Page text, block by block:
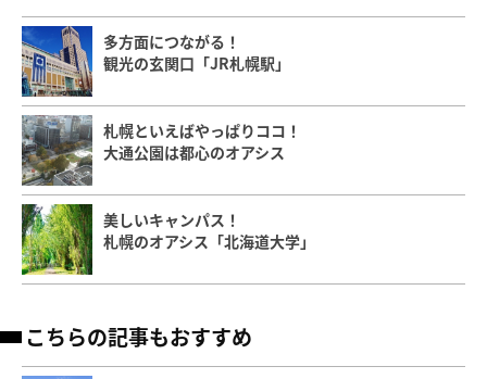
多方面につながる！
観光の玄関口「JR札幌駅」
札幌といえばやっぱりココ！
大通公園は都心のオアシス
美しいキャンパス！
札幌のオアシス「北海道大学」
こちらの記事もおすすめ